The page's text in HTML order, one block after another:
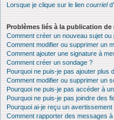
Lorsque je clique sur le lien courriel
Problèmes liés à la publication de
Comment créer un nouveau sujet
Comment modifier ou supprimer un
Comment ajouter une signature à
Comment créer un sondage ?
Pourquoi ne puis-je pas ajouter plus
Comment modifier ou supprimer un
Pourquoi ne puis-je pas accéder à
Pourquoi ne puis-je pas joindre des
Pourquoi ai-je reçu un avertissement
Comment rapporter des messages